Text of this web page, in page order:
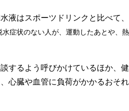
液はスポーツドリンクと比べて
水症状のない人が、運動したあとや、
するよう呼びかけているほか、
心臓や血管に負荷がかかるおそ